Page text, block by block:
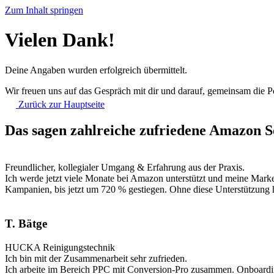
Zum Inhalt springen
Vielen Dank!
Deine Angaben wurden erfolgreich übermittelt.
Wir freuen uns auf das Gespräch mit dir und darauf, gemeinsam die
Zurück zur Hauptseite
Das sagen zahlreiche zufriedene Amazon
Freundlicher, kollegialer Umgang & Erfahrung aus der Praxis.
Ich werde jetzt viele Monate bei Amazon unterstützt und meine
Kampanien, bis jetzt um 720 % gestiegen. Ohne diese
T. Bätge
HUCKA Reinigungstechnik
Ich bin mit der Zusammenarbeit sehr zufrieden.
Ich arbeite im Bereich PPC mit Conversion-Pro zusammen.